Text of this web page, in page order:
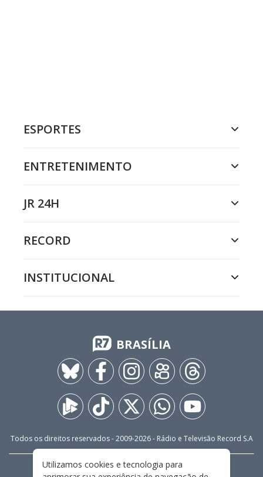
ESPORTES
ENTRETENIMENTO
JR 24H
RECORD
INSTITUCIONAL
BRASÍLIA
Todos os direitos reservados - 2009-2026- Rádio e Televisão Record S.A
FALE CONOSCO PRIVACIDADE
Utilizamos cookies e tecnologia para